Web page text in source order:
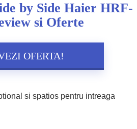
by Side Haier HRF-
si Oferte
OFERTA!
si spatios pentru intreaga